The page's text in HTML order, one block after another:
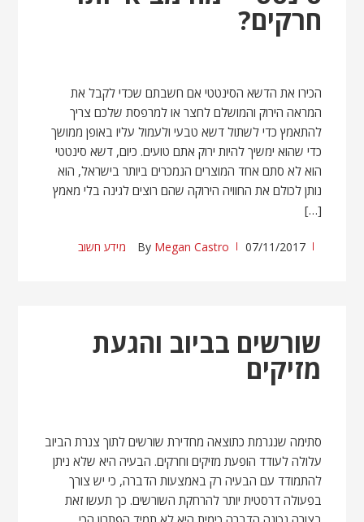
חרקים?
הכירו את הדשא הסינטטי אם חשבתם שכדי לקבל את
המראה הירוק והמושלם לחצר או למרפסת שלכם צריך
להתאמץ כדי לשתול דשא טבעי ולעמול עליו באופן ממושך
כדי שהוא ימשיך להיות ירוק אתם טועים. כיום, דשא סינטטי
הוא לא סתם אחד המוצרים הנמכרים ביותר בישראל, הוא
נותן לכולם את החוויה הירוקה שהם רוצים לגינה בלי מאמץ
[…]
07/11/2017
By Megan Castro מידע חשוב
שורשים בביוב והגעת
מזיקים
סתימה שנגרמת כתוצאה מחדירת שורשים לתוך צנרת הביוב
עלולה לעודד הופעת מזיקים וחרקים. הבעיה היא שלא ניתן
להתמודד עם הבעיה רק באמצעות הדברה, כי יש צורך
בפעולה דרסטית יותר להרחקת השורשים. כך תעשו זאת